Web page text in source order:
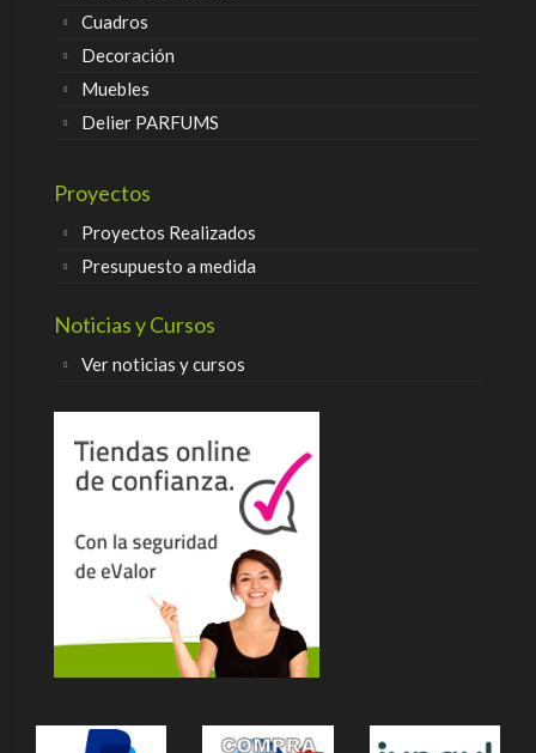
Cuadros
Decoración
Muebles
Delier PARFUMS
Proyectos
Proyectos Realizados
Presupuesto a medida
Noticias y Cursos
Ver noticias y cursos